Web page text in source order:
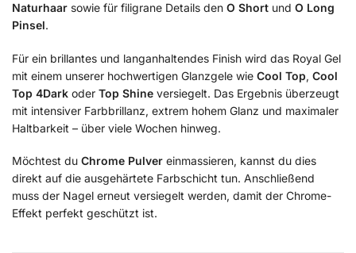
Naturhaar sowie für filigrane Details den O Short und O Long
Pinsel.
Für ein brillantes und langanhaltendes Finish wird das Royal Gel
mit einem unserer hochwertigen Glanzgele wie Cool Top, Cool
Top 4Dark oder Top Shine versiegelt. Das Ergebnis überzeugt
mit intensiver Farbbrillanz, extrem hohem Glanz und maximaler
Haltbarkeit – über viele Wochen hinweg.
Möchtest du Chrome Pulver einmassieren, kannst du dies
direkt auf die ausgehärtete Farbschicht tun. Anschließend
muss der Nagel erneut versiegelt werden, damit der Chrome-
Effekt perfekt geschützt ist.